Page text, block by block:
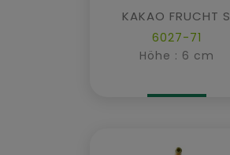
KAKAO FRUCHT S
6027-71
Höhe : 6 cm